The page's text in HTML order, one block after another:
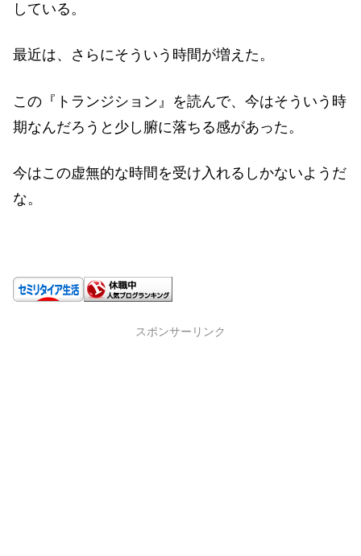
している。
最近は、さらにそういう時間が増えた。
この『トランジション』を読んで、今はそういう時
期なんだろうと少し腑に落ちる感があった。
今はこの虚無的な時間を受け入れるしかないようだ
な。
スポンサーリンク